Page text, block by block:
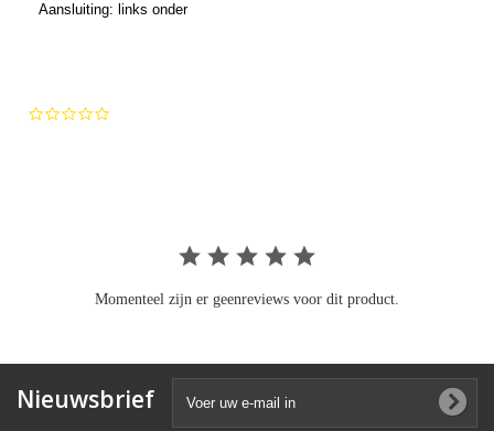
Aansluiting: links onder
Momenteel zijn er geenreviews voor dit product.
Nieuwsbrief